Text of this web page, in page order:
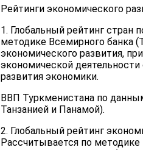
Рейтинги экономического
1. Глобальный рейтинг стран
методике Всемирного банка
экономического развития,
экономической
развития экономики.
ВВП Туркменистана по
Танзанией и Панамой).
2. Глобальный рейтинг
Рассчитывается по методике